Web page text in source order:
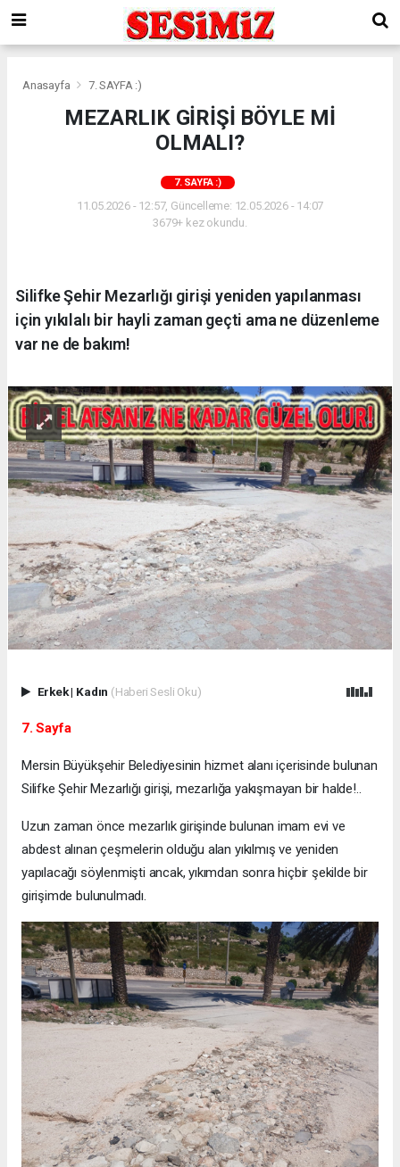
Anasayfa 7. SAYFA :)
MEZARLIK GİRİŞİ BÖYLE Mİ
OLMALI?
7. SAYFA :)
11.05.2026 - 12:57, Güncelleme: 12.05.2026 - 14:07
3679+ kez okundu.
Silifke Şehir Mezarlığı girişi yeniden yapılanması
için yıkılalı bir hayli zaman geçti ama ne düzenleme
var ne de bakım!
Erkek| Kadın (Haberi Sesli Oku)
7. Sayfa
Mersin Büyükşehir Belediyesinin hizmet alanı içerisinde bulunan
Silifke Şehir Mezarlığı girişi, mezarlığa yakışmayan bir halde!..
Uzun zaman önce mezarlık girişinde bulunan imam evi ve
abdest alınan çeşmelerin olduğu alan yıkılmış ve yeniden
yapılacağı söylenmişti ancak, yıkımdan sonra hiçbir şekilde bir
girişimde bulunulmadı.